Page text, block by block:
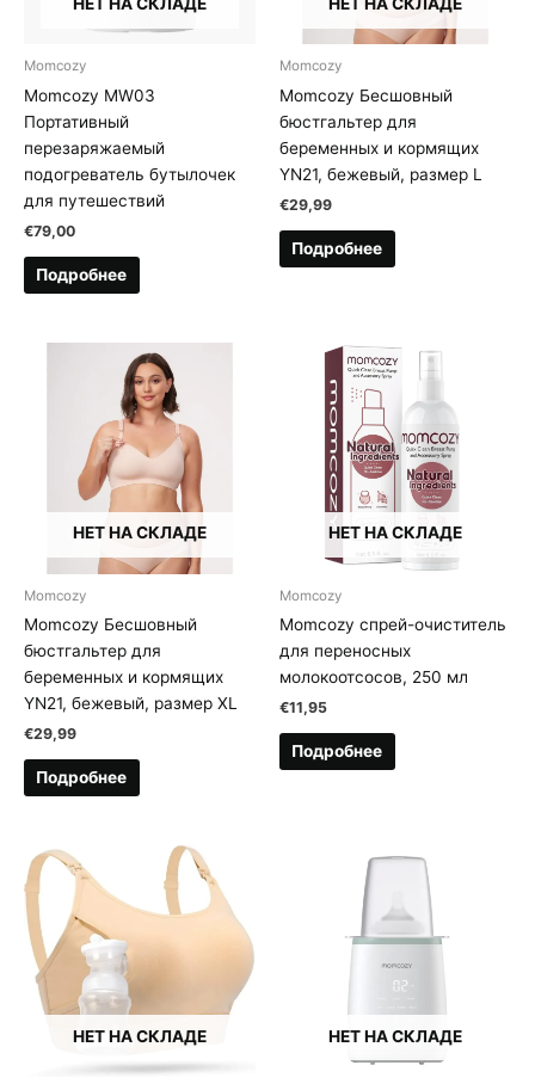
Momcozy
Momcozy MW03
Портативный
перезаряжаемый
подогреватель бутылочек
для путешествий
€79,00
Подробнее
Momcozy
Momcozy Бесшовный
бюстгальтер для
беременных и кормящих
YN21, бежевый, размер L
€29,99
Подробнее
НЕТ НА СКЛАДЕ
Momcozy
Momcozy Бесшовный
бюстгальтер для
беременных и кормящих
YN21, бежевый, размер XL
€29,99
Подробнее
НЕТ НА СКЛАДЕ
Momcozy
Momcozy спрей-очиститель
для переносных
молокоотсосов, 250 мл
€11,95
Подробнее
НЕТ НА СКЛАДЕ НЕТ НА СКЛАДЕ